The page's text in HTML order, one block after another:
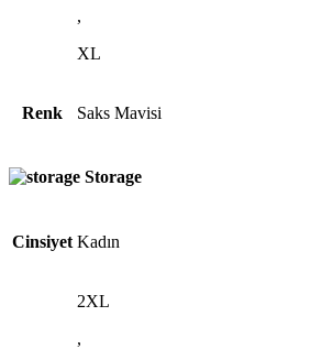
,
XL
Renk Saks Mavisi
Storage
Cinsiyet Kadın
2XL
,